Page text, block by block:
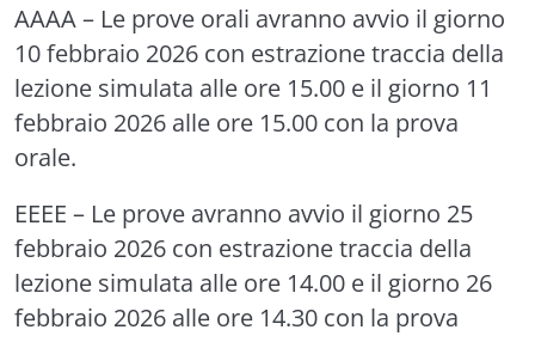
AAAA– Le prove orali avranno avvio il giorno
10 febbraio 2026 con estrazione traccia della
lezione simulata alle ore 15.00 e il giorno 11
febbraio 2026 alle ore 15.00 con la prova
orale.
EEEE – Le prove avranno avvio il giorno 25
febbraio 2026 con estrazione traccia della
lezione simulata alle ore 14.00 e il giorno 26
febbraio 2026 alle ore 14.30 con la prova